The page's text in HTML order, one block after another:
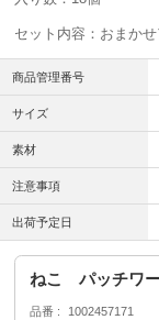
セット内容：おまかせ
商品管理番号
サイズ
素材
注意事項
出荷予定日
ねこ パッチワ
品番 1002457171